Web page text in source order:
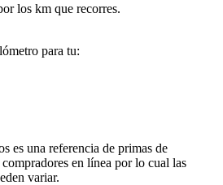
los km que recorres.
para tu:
es una referencia de primas de
en línea por lo cual las
variar.